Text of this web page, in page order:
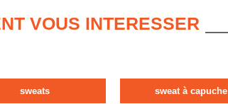
VOUS INTERESSER
sweats sweat à capuche